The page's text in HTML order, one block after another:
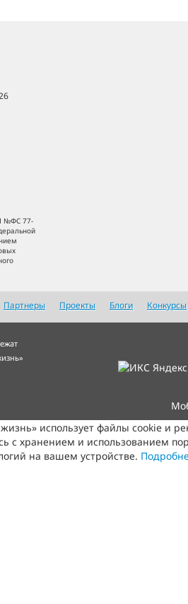
№ФС 77-
Партнеры Проекты Блоги Конкурсы
использует файлы cookie и
с хранением и использованием
на вашем устройстве.